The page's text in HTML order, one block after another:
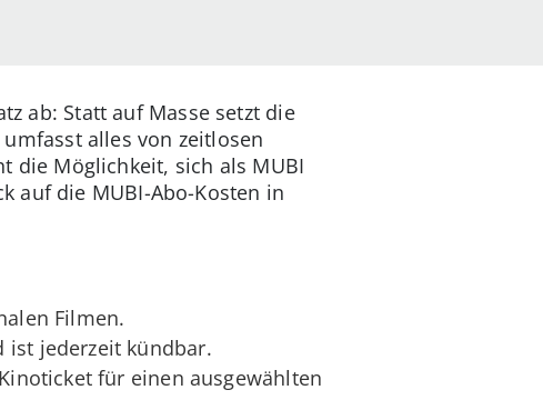
ab: Statt auf Masse setzt die
alles von zeitlosen
die Möglichkeit, sich als MUBI
auf die MUBI-Abo-Kosten in
Filmen.
ist jederzeit kündbar.
für einen ausgewählten